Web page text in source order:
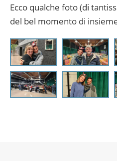
Ecco qualche foto (di
del bel momento di